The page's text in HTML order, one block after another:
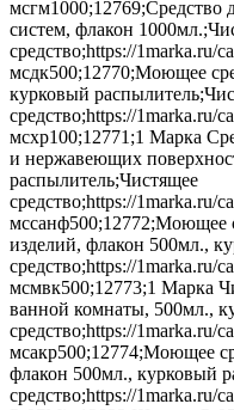
мсгм1000;12769;Средство
систем, флакон
средство;https://1marka.ru/
мсдк500;12770;Моющее
курковый
средство;https://1marka.ru/
мсхр100;12771;1 Марка
и нержавеющих
распылитель;Чистящее
средство;https://1marka.ru/
мссанф500;12772;Моющее
изделий, флакон 500мл.,
средство;https://1marka.ru/
мсмвк500;12773;1 Марка
ванной комнаты, 500мл.,
средство;https://1marka.ru/
мсакр500;12774;Моющее
флакон 500мл., курковый
средство;https://1marka.ru/